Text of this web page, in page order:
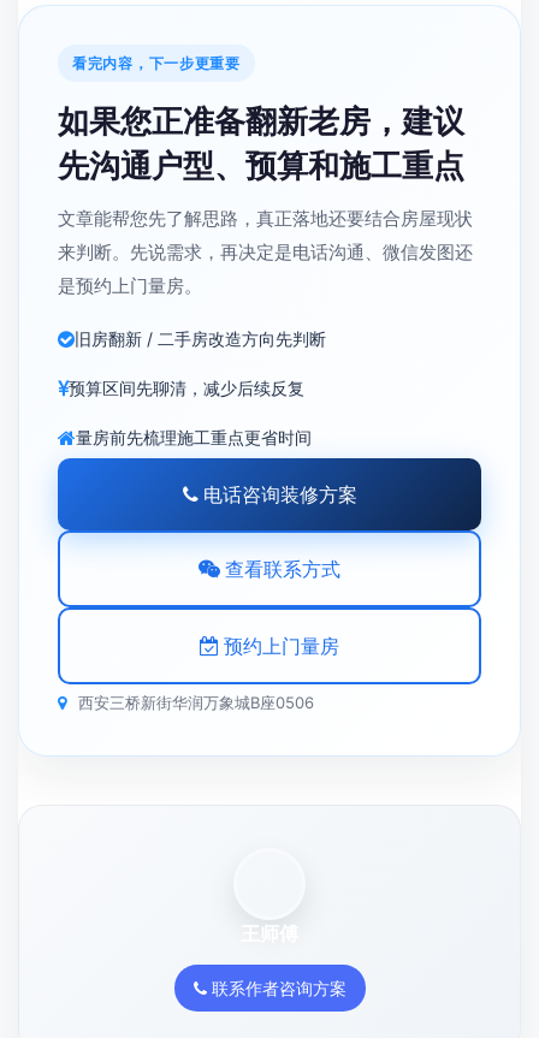
看完内容，下一步更重要
如果您正准备翻新老房，建议
先沟通户型、预算和施工重点
文章能帮您先了解思路，真正落地还要结合房屋现状
来判断。先说需求，再决定是电话沟通、微信发图还
是预约上门量房。
旧房翻新 / 二手房改造方向先判断
预算区间先聊清，减少后续反复
量房前先梳理施工重点更省时间
电话咨询装修方案
查看联系方式
预约上门量房
西安三桥新街华润万象城B座0506
王师傅
联系作者咨询方案